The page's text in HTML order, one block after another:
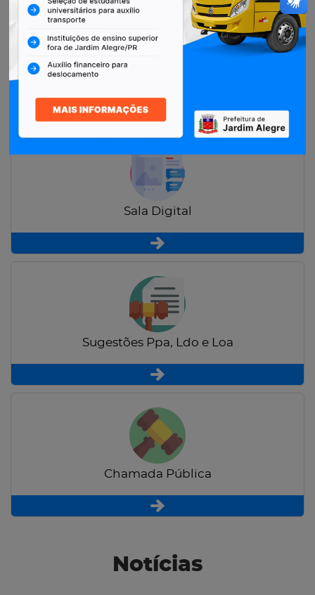
Restituição de Contribuintes
Sala Digital
Sugestões Ppa, Ldo e Loa
Chamada Pública
Notícias